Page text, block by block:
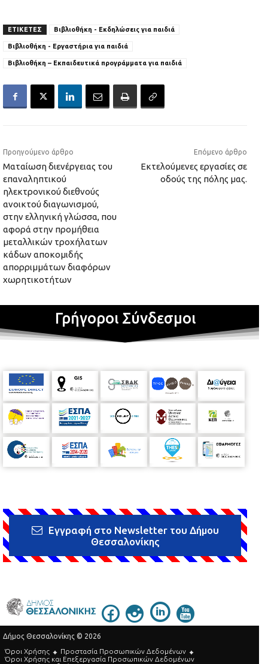
ΕΤΙΚΕΤΕΣ Βιβλιοθήκη - Εκδηλώσεις για παιδιά
Βιβλιοθήκη - Εργαστήρια για παιδιά
Βιβλιοθήκη – Εκπαιδευτικά προγράμματα για παιδιά
Προηγούμενο άρθρο
Mαταίωση διενέργειας του
επαναληπτικού
ηλεκτρονικού διεθνούς
ανοικτού διαγωνισμού,
στην ελληνική γλώσσα, που
αφορά στην προμήθεια
μεταλλικών τροχήλατων
κάδων αποκομιδής
απορριμμάτων διαφόρων
χωρητικοτήτων
Επόμενο άρθρο
Εκτελούμενες εργασίες σε
οδούς της πόλης μας.
Γρήγοροι Σύνδεσμοι
Εγγραφή στο Newsletter του Δήμου
Θεσσαλονίκης
Δήμος Θεσσαλονίκης © 2026
Όροι Χρήσης
Προστασία Προσωπικών Δεδομένων
Όροι Xρήσης και Eπεξεργασία Προσωπικών Δεδομένων